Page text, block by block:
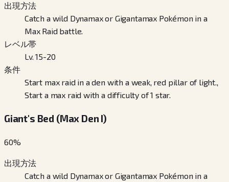
出現方法
Catch a wild Dynamax or Gigantamax Pokémon in a
Max Raid battle.
レベル帯
Lv. 15-20
条件
Start max raid in a den with a weak, red pillar of light.,
Start a max raid with a difficulty of 1 star.
Giant's Bed (Max Den I)
60%
出現方法
Catch a wild Dynamax or Gigantamax Pokémon in a